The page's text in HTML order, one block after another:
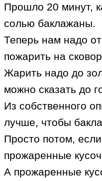
Прошло 20 минут,
солью баклажаны.
Теперь нам надо
пожарить на
Жарить надо до
можно сказать до
Из собственного
лучше, чтобы
Просто потом,
прожаренные
А прожаренные